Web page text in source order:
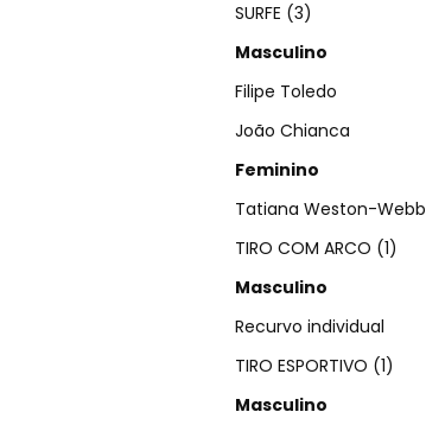
SURFE (3)
Masculino
Filipe Toledo
João Chianca
Feminino
Tatiana Weston-Webb
TIRO COM ARCO (1)
Masculino
Recurvo individual
TIRO ESPORTIVO (1)
Masculino